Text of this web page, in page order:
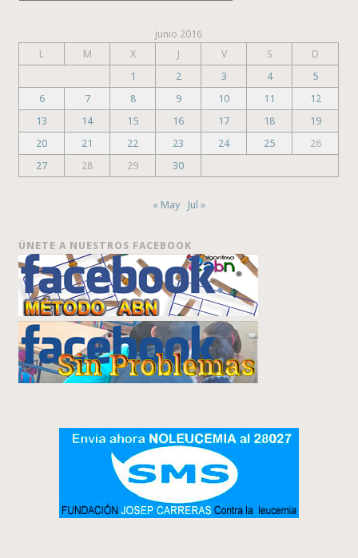
junio 2016
L
M X J V S
D
1
2 3 4
5
6
7 8 9 10 11
12
13
14 15 16 17 18
19
20
21 22 23 24 25
26
27
28 29 30
« May Jul »
ÚNETE A NUESTROS FACEBOOK